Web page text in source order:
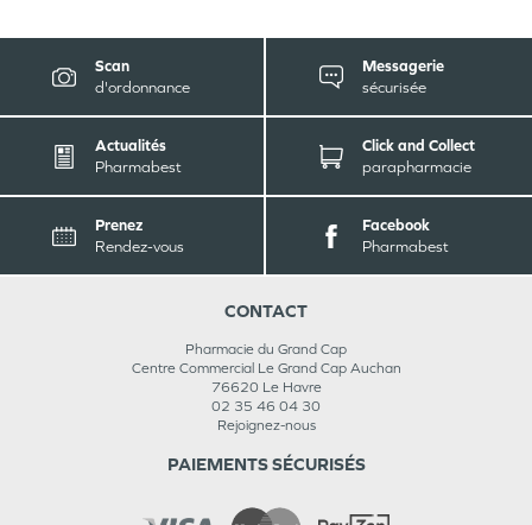
Scan
d'ordonnance
Messagerie
sécurisée
Actualités
Pharmabest
Click and Collect
parapharmacie
Prenez
Rendez-vous
Facebook
Pharmabest
CONTACT
Pharmacie du Grand Cap
Centre Commercial Le Grand Cap Auchan
76620 Le Havre
02 35 46 04 30
Rejoignez-nous
PAIEMENTS SÉCURISÉS